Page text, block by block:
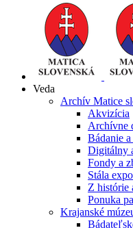
Veda
Archív Matice
Akvizícia
Archívne
Bádanie
Digitálny
Fondy a
Stála
Z histórie
Ponuka
Krajanské